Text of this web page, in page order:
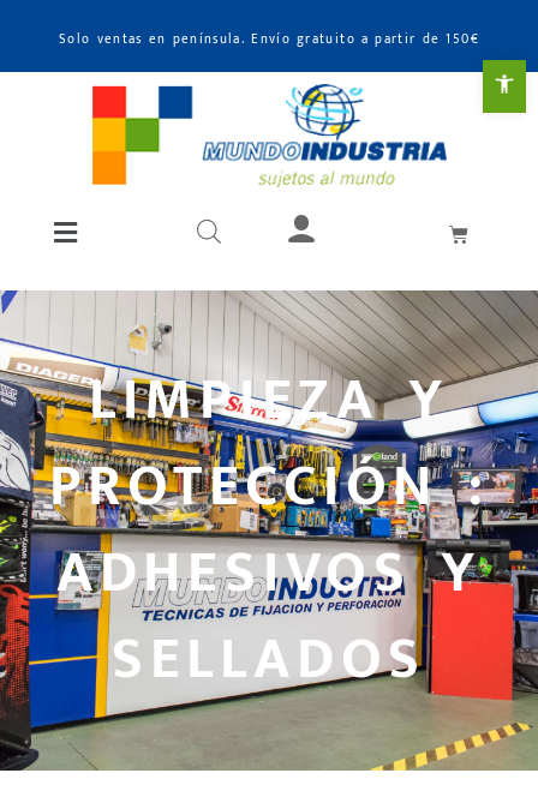
Solo ventas en península. Envío gratuito a partir de 150€
LIMPIEZA Y
PROTECCIÓN :
ADHESIVOS Y
SELLADOS